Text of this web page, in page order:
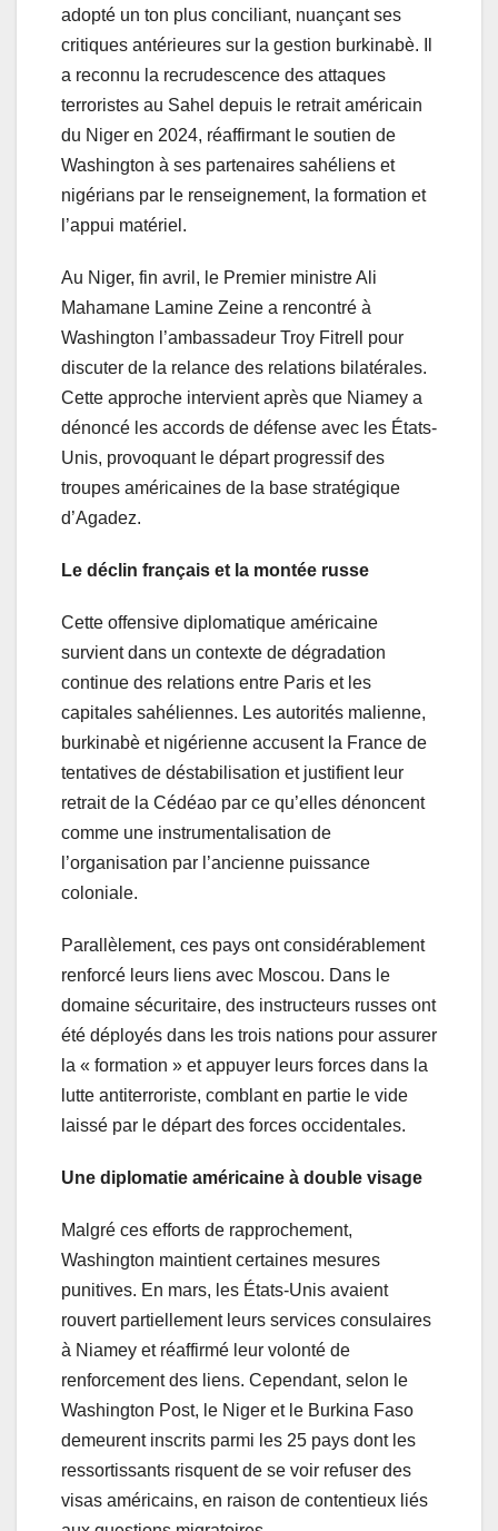
adopté un ton plus conciliant, nuançant ses
critiques antérieures sur la gestion burkinabè. Il
a reconnu la recrudescence des attaques
terroristes au Sahel depuis le retrait américain
du Niger en 2024, réaffirmant le soutien de
Washington à ses partenaires sahéliens et
nigérians par le renseignement, la formation et
l’appui matériel.
Au Niger, fin avril, le Premier ministre Ali
Mahamane Lamine Zeine a rencontré à
Washington l’ambassadeur Troy Fitrell pour
discuter de la relance des relations bilatérales.
Cette approche intervient après que Niamey a
dénoncé les accords de défense avec les États-
Unis, provoquant le départ progressif des
troupes américaines de la base stratégique
d’Agadez.
Le déclin français et la montée russe
Cette offensive diplomatique américaine
survient dans un contexte de dégradation
continue des relations entre Paris et les
capitales sahéliennes. Les autorités malienne,
burkinabè et nigérienne accusent la France de
tentatives de déstabilisation et justifient leur
retrait de la Cédéao par ce qu’elles dénoncent
comme une instrumentalisation de
l’organisation par l’ancienne puissance
coloniale.
Parallèlement, ces pays ont considérablement
renforcé leurs liens avec Moscou. Dans le
domaine sécuritaire, des instructeurs russes ont
été déployés dans les trois nations pour assurer
la « formation » et appuyer leurs forces dans la
lutte antiterroriste, comblant en partie le vide
laissé par le départ des forces occidentales.
Une diplomatie américaine à double visage
Malgré ces efforts de rapprochement,
Washington maintient certaines mesures
punitives. En mars, les États-Unis avaient
rouvert partiellement leurs services consulaires
à Niamey et réaffirmé leur volonté de
renforcement des liens. Cependant, selon le
Washington Post, le Niger et le Burkina Faso
demeurent inscrits parmi les 25 pays dont les
ressortissants risquent de se voir refuser des
visas américains, en raison de contentieux liés